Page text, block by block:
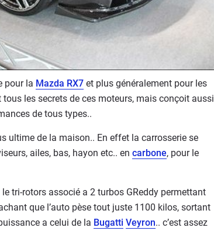
pour la Mazda RX7 et plus généralement pour les
les secrets de ces moteurs, mais conçoit aussi
de tous types..
ultime de la maison.. En effet la carrosserie se
ailes, bas, hayon etc.. en carbone, pour le
tri-rotors associé a 2 turbos GReddy permettant
que l’auto pèse tout juste 1100 kilos, sortant
a celui de la Bugatti Veyron.. c’est assez